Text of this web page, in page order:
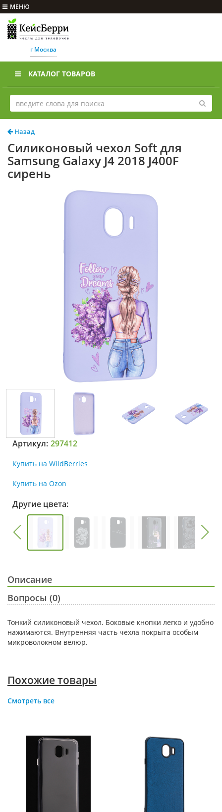
МЕНЮ
г Москва
КАТАЛОГ ТОВАРОВ
Назад
Силиконовый чехол Soft для
Samsung Galaxy J4 2018 J400F
сирень
Артикул: 297412
Купить на WildBerries
Купить на Ozon
Другие цвета:
Описание
Вопросы (0)
Тонкий силиконовый чехол. Боковые кнопки легко и удобно
нажимаются. Внутренняя часть чехла покрыта особым
микроволокном велюр.
Похожие товары
Смотреть все